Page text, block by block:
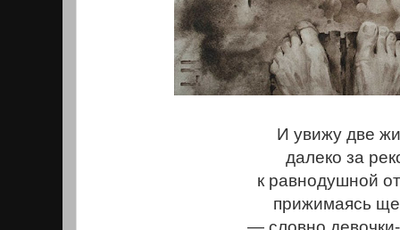
И увижу две
далеко за
к равнодушной
прижимаясь